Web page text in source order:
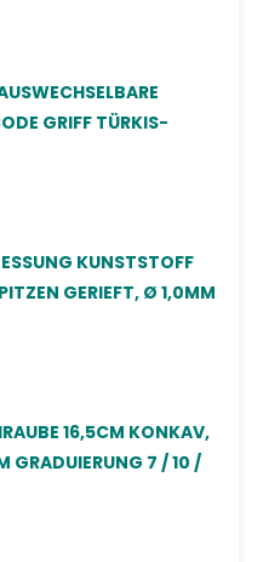
GRIFF TÜRKIS-
KUNSTSTOFF
GERIEFT, Ø 1,0MM
16,5CM KONKAV,
GRADUIERUNG 7 / 10 /